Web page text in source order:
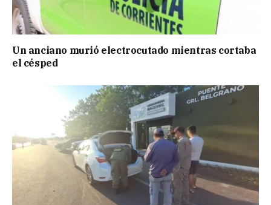
Un anciano murió electrocutado mientras cortaba
el césped